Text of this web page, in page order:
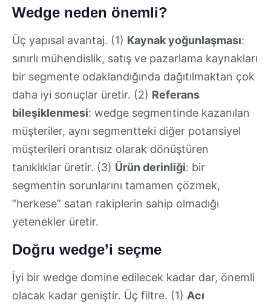
Wedge neden önemli?
Üç yapısal avantaj. (1) Kaynak yoğunlaşması:
sınırlı mühendislik, satış ve pazarlama kaynakları
bir segmente odaklandığında dağıtılmaktan çok
daha iyi sonuçlar üretir. (2) Referans
bileşiklenmesi: wedge segmentinde kazanılan
müşteriler, aynı segmentteki diğer potansiyel
müşterileri orantısız olarak dönüştüren
tanıklıklar üretir. (3) Ürün derinliği: bir
segmentin sorunlarını tamamen çözmek,
“herkese” satan rakiplerin sahip olmadığı
yetenekler üretir.
Doğru wedge’i seçme
İyi bir wedge domine edilecek kadar dar, önemli
olacak kadar geniştir. Üç filtre. (1) Acı